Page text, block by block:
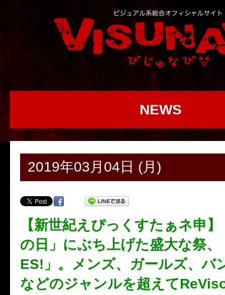
NEWS
2019年03月04日 (月)
【新世紀えぴっくすたぁネ申
の日」にぶち上げた盛大な祭
ES!」。メンズ、ガールズ、バ
などのジャンルを超えて